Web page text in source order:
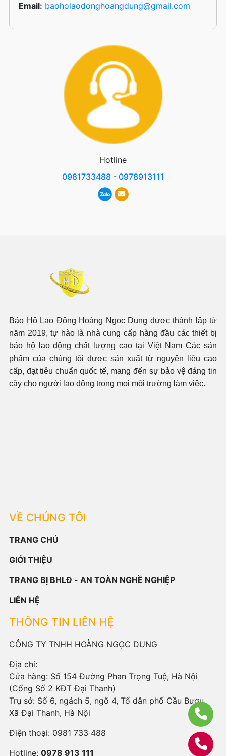
Email: baoholaodonghoangdung@gmail.com
Hotline
0981733488- 0978913111
Bảo Hộ Lao Động Hoàng Ngọc Dung được thành lập từ
năm 2019, tự hào là nhà cung cấp hàng đầu các thiết bị
bảo hộ lao động chất lượng cao tại Việt Nam Các sản
phẩm của chúng tôi được sản xuất từ nguyên liệu cao
cấp, đạt tiêu chuẩn quốc tế, mang đến sự bảo vệ đáng tin
cậy cho người lao động trong mọi môi trường làm việc.
VỀ CHÚNG TÔI
TRANG CHỦ
GIỚI THIỆU
TRANG BỊ BHLĐ - AN TOÀN NGHỀ NGHIỆP
LIÊN HỆ
THÔNG TIN LIÊN HỆ
CÔNG TY TNHH HOÀNG NGỌC DUNG
Địa chỉ:
Cửa hàng: Số 154 Đường Phan Trọng Tuệ, Hà Nội
(Cổng Số 2 KĐT Đại Thanh)
Trụ sở: Số 6, ngách 5, ngõ 4, Tổ dân phố Cầu Bươu,
Xã Đại Thanh, Hà Nội
Điện thoại: 0981 733 488
Hotline: 0978 913 111